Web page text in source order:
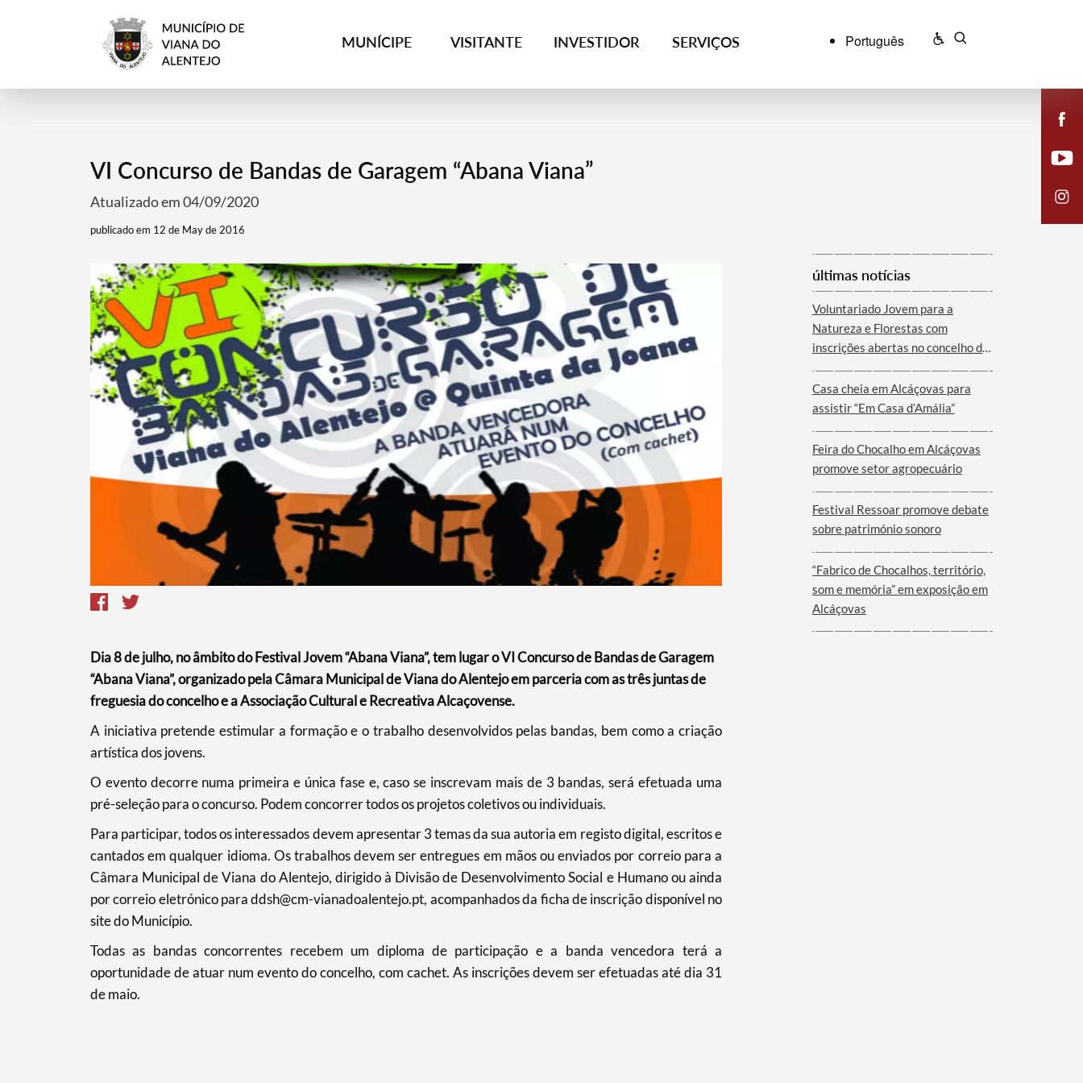
MUNÍCIPE VISITANTE INVESTIDOR SERVIÇOS Português
Termo de Pesquisa
Categorias gerais
VI Concurso de Bandas de Garagem “Abana Viana”
Atualizado em 04/09/2020
publicado em 12 de May de 2016
Dia 8 de julho, no âmbito do Festival Jovem “Abana Viana”, tem lugar o VI Concurso de Bandas de Garagem
“Abana Viana”, organizado pela Câmara Municipal de Viana do Alentejo em parceria com as três juntas de
freguesia do concelho e a Associação Cultural e Recreativa Alcaçovense.
​A iniciativa pretende estimular a formação e o trabalho desenvolvidos pelas bandas, bem como a criação
artística dos jovens.
O evento decorre numa primeira e única fase e, caso se inscrevam mais de 3 bandas, será efetuada uma
pré-seleção para o concurso. Podem concorrer todos os projetos coletivos ou individuais.
Para participar, todos os interessados devem apresentar 3 temas da sua autoria em registo digital, escritos e
cantados em qualquer idioma. Os trabalhos devem ser entregues em mãos ou enviados por correio para a
Câmara Municipal de Viana do Alentejo, dirigido à Divisão de Desenvolvimento Social e Humano ou ainda
por correio eletrónico para ddsh@cm-vianadoalentejo.pt, acompanhados da ficha de inscrição disponível no
site do Município.
Todas as bandas concorrentes recebem um diploma de participação e a banda vencedora terá a
oportunidade de atuar num evento do concelho, com cachet. As inscrições devem ser efetuadas até dia 31
de maio.
últimas notícias
Voluntariado Jovem para a
Natureza e Florestas com
inscrições abertas no concelho de
Casa cheia em Alcáçovas para
assistir “Em Casa d’Amália”
Feira do Chocalho em Alcáçovas
promove setor agropecuário
Festival Ressoar promove debate
sobre património sonoro
“Fabrico de Chocalhos, território,
som e memória” em exposição em
Alcáçovas